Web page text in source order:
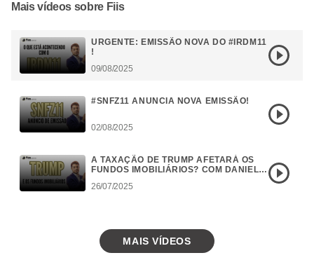
Mais vídeos sobre Fiis
URGENTE: EMISSÃO NOVA DO #IRDM11
!
09/08/2025
#SNFZ11 ANUNCIA NOVA EMISSÃO!
02/08/2025
A TAXAÇÃO DE TRUMP AFETARÁ OS
FUNDOS IMOBILIÁRIOS? COM DANIEL
26/07/2025
MAIS VÍDEOS